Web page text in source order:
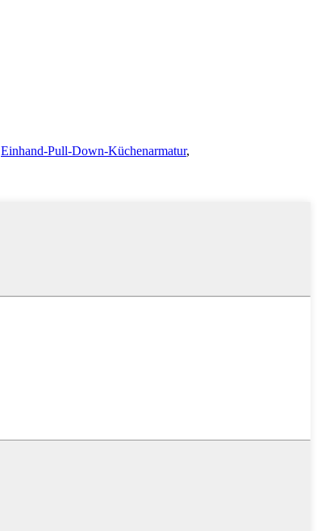
Einhand-Pull-Down-Küchenarmatur,